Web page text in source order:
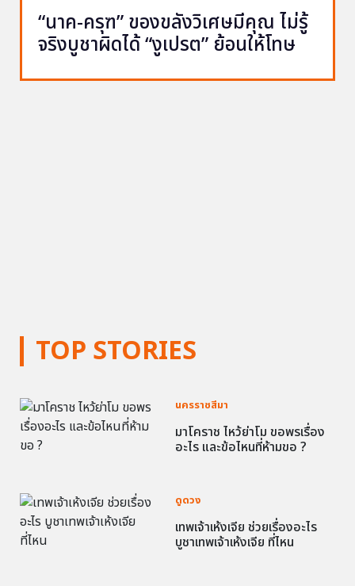
TOP STORIES
นครราชสีมา
มาโคราช ไหว้ย่าโม ขอพรเรื่อง
อะไร และข้อไหนที่ห้ามขอ ?
ดูดวง
เทพเจ้าเห้งเจีย ช่วยเรื่องอะไร
บูชาเทพเจ้าเห้งเจีย ที่ไหน
“นาค-ครุฑ” ของขลังวิเศษมีคุณ ไม่รู้
จริงบูชาผิดได้ “งูเปรต” ย้อนให้โทษ